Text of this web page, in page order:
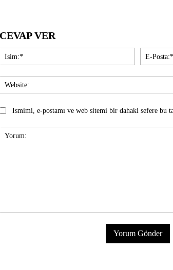
CEVAP VER
İsim:*
Ismimi, e-postamı ve web sitemi bir dahaki sefere bu